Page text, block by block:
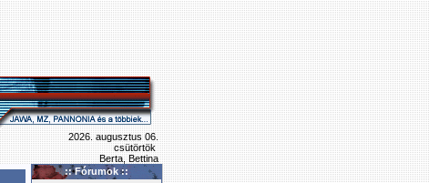
2026. augusztus 06.
csütörtök
Berta, Bettina
:: Fórumok ::